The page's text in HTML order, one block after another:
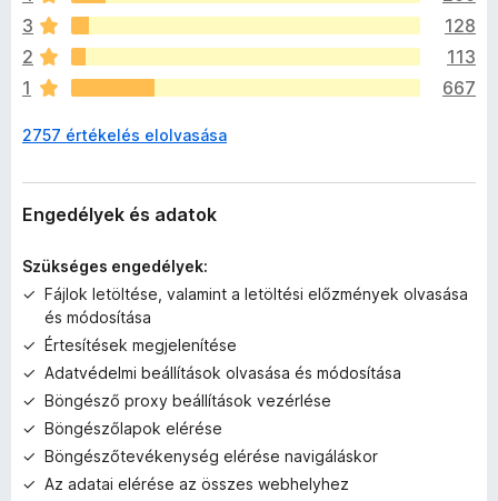
i
n
c
s
n
k
c
g
o
s
t
é
3
128
2
113
1
667
2757 értékelés elolvasása
Engedélyek és adatok
Szükséges engedélyek:
Fájlok letöltése, valamint a letöltési előzmények olvasása
és módosítása
Értesítések megjelenítése
Adatvédelmi beállítások olvasása és módosítása
Böngésző proxy beállítások vezérlése
Böngészőlapok elérése
Böngészőtevékenység elérése navigáláskor
Az adatai elérése az összes webhelyhez